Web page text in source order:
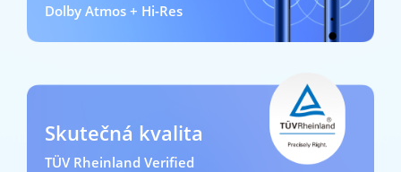
Dolby Atmos + Hi-Res
Skutečná kvalita
TÜV Rheinland Verified